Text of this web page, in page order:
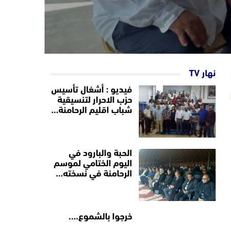
نهار TV
فيديو : أشغال تأسيس
حزب الاحرار لتنسيقية
شباب اقليم الرحامنة…
الحبة والبارود في
اليوم الختامي لموسم
الرحامنة في نسخته…
خرجوا بالشموع….